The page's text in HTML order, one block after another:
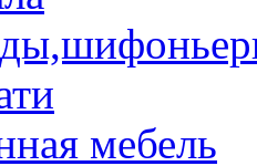
мебель